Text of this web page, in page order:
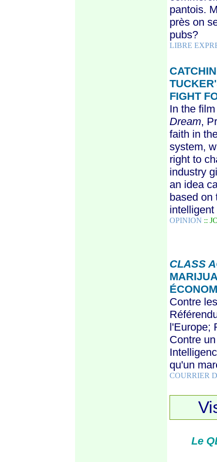
pantois.
près on
pubs?
LIBRE
FIGHT
In the
Dream,
faith in
system,
right to
industry
an idea
based on
OPINION ::
CLASS
Contre
l'Europe;
Contre
qu'un
COURRIER
Le